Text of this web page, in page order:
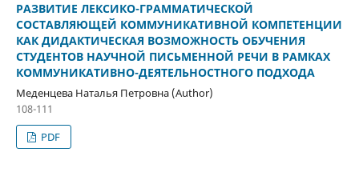
РАЗВИТИЕ ЛЕКСИКО-ГРАММАТИЧЕСКОЙ
СОСТАВЛЯЮЩЕЙ КОММУНИКАТИВНОЙ КОМПЕТЕНЦИИ
КАК ДИДАКТИЧЕСКАЯ ВОЗМОЖНОСТЬ ОБУЧЕНИЯ
СТУДЕНТОВ НАУЧНОЙ ПИСЬМЕННОЙ РЕЧИ В РАМКАХ
КОММУНИКАТИВНО-ДЕЯТЕЛЬНОСТНОГО ПОДХОДА
Меденцева Наталья Петровна (Author)
108-111
PDF